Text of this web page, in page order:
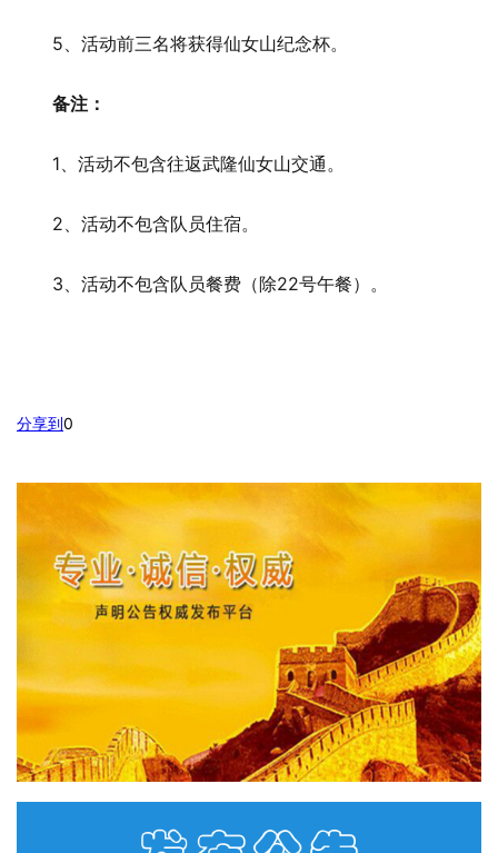
5、活动前三名将获得仙女山纪念杯。
备注：
1、活动不包含往返武隆仙女山交通。
2、活动不包含队员住宿。
3、活动不包含队员餐费（除22号午餐）。
分享到0